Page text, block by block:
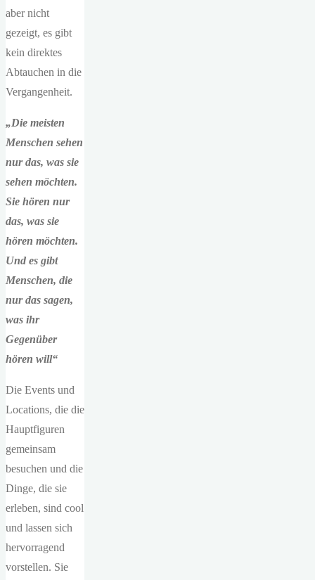
aber nicht
gezeigt, es gibt
kein direktes
Abtauchen in die
Vergangenheit.
„Die meisten
Menschen sehen
nur das, was sie
sehen möchten.
Sie hören nur
das, was sie
hören möchten.
Und es gibt
Menschen, die
nur das sagen,
was ihr
Gegenüber
hören will“
Die Events und
Locations, die die
Hauptfiguren
gemeinsam
besuchen und die
Dinge, die sie
erleben, sind cool
und lassen sich
hervorragend
vorstellen. Sie